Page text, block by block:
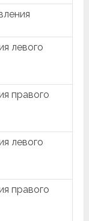
левого
правого
левого
правого